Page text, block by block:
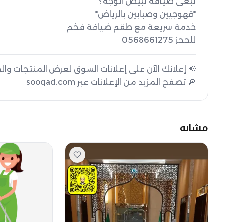
للحجز 0568661275
🔎 تصفح المزيد من الإعلانات عبر sooqad.com
مشابه